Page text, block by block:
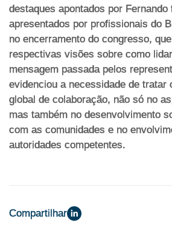
destaques apontados por
apresentados por profissionais do
no encerramento do congresso,
respectivas visões sobre como
mensagem passada pelos
evidenciou a necessidade de tratar
global de colaboração, não só no
mas também no desenvolvimento
com as comunidades e no
autoridades competentes.
Compartilhar